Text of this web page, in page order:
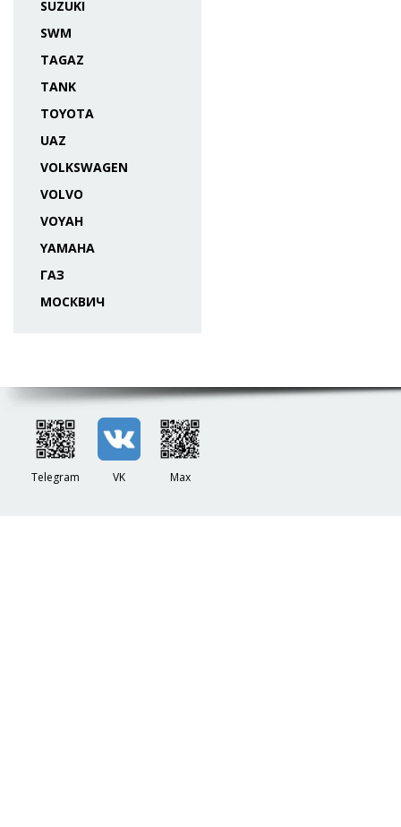
SUZUKI
SWM
TAGAZ
TANK
TOYOTA
UAZ
VOLKSWAGEN
VOLVO
VOYAH
YAMAHA
ГАЗ
МОСКВИЧ
Telegram VK Max